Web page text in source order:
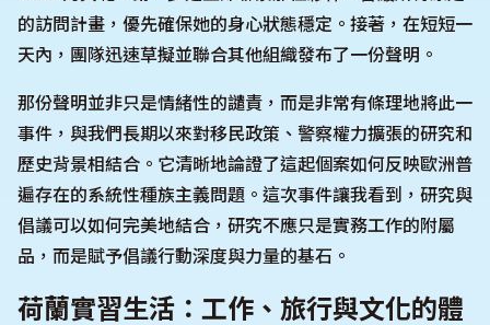
的訪問計畫，優先確保她的身心狀態穩定。接著，在短短一
天內，團隊迅速草擬並聯合其他組織發布了一份聲明。
那份聲明並非只是情緒性的譴責，而是非常有條理地將此一
事件，與我們長期以來對移民政策、警察權力擴張的研究和
歷史背景相結合。它清晰地論證了這起個案如何反映歐洲普
遍存在的系統性種族主義問題。這次事件讓我看到，研究與
倡議可以如何完美地結合，研究不應只是實務工作的附屬
品，而是賦予倡議行動深度與力量的基石。
荷蘭實習生活：工作、旅行與文化的體